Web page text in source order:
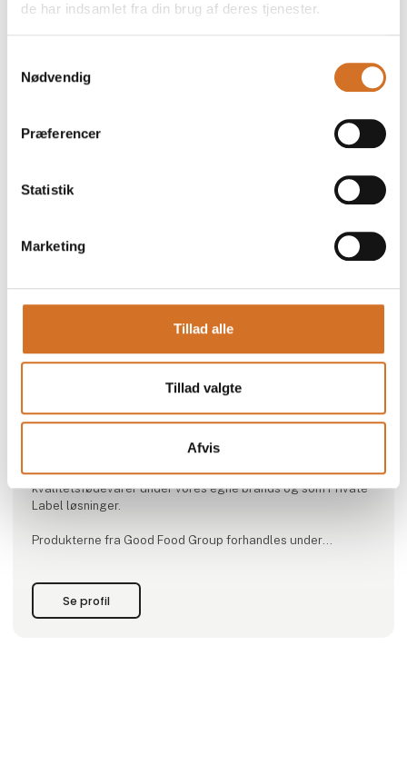
de har indsamlet fra din brug af deres tjenester.
Nødvendig
Præferencer
Statistik
Marketing
Tillad alle
Tillad valgte
Afvis
Good Food Group er en international virksomhed, der blev
for vækst og innovation i både ind- og udland.
Good Food Group fremstiller, importerer og sælger en bred
vifte af både konventionelle, økologiske og plantebaseret
kvalitetsfødevarer under vores egne brands og som Private
Label løsninger.
Produkterne fra Good Food Group forhandles under
Vi tilbyder en bred vifte af kvalitetsprodukter til det
Se profil